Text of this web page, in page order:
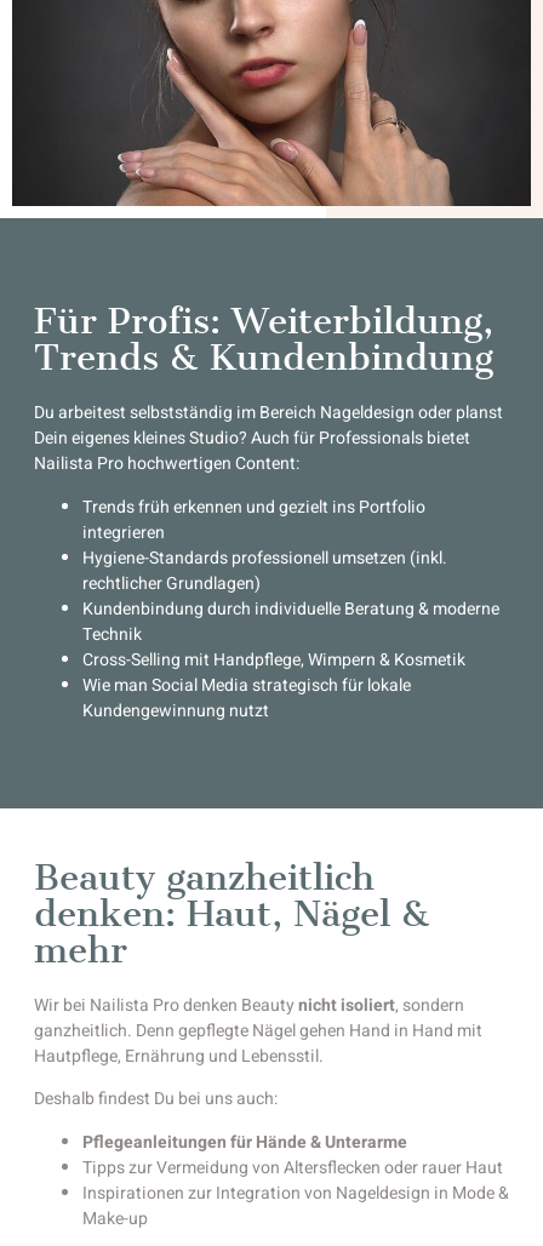
Für Profis: Weiterbildung,
Trends & Kundenbindung
Du arbeitest selbstständig im Bereich Nageldesign oder planst
Dein eigenes kleines Studio? Auch für Professionals bietet
Nailista Pro hochwertigen Content:
Trends früh erkennen und gezielt ins Portfolio
integrieren
Hygiene-Standards professionell umsetzen (inkl.
rechtlicher Grundlagen)
Kundenbindung durch individuelle Beratung & moderne
Technik
Cross-Selling mit Handpflege, Wimpern & Kosmetik
Wie man Social Media strategisch für lokale
Kundengewinnung nutzt
Beauty ganzheitlich
denken: Haut, Nägel &
mehr
Wir bei Nailista Pro denken Beautynicht isoliert, sondern
ganzheitlich. Denn gepflegte Nägel gehen Hand in Hand mit
Hautpflege, Ernährung und Lebensstil.
Deshalb findest Du bei uns auch:
Pflegeanleitungen für Hände & Unterarme
Tipps zur Vermeidung von Altersflecken oder rauer Haut
Inspirationen zur Integration von Nageldesign in Mode &
Make-up